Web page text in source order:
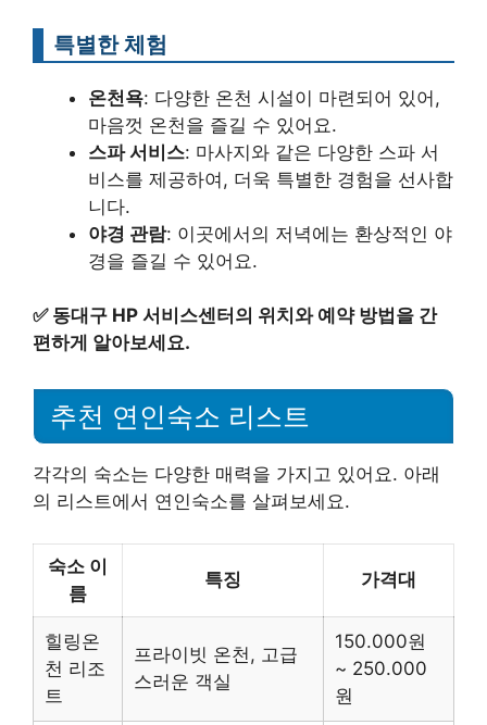
특별한 체험
온천욕: 다양한 온천 시설이 마련되어 있어,
마음껏 온천을 즐길 수 있어요.
스파 서비스: 마사지와 같은 다양한 스파 서
비스를 제공하여, 더욱 특별한 경험을 선사합
니다.
야경 관람: 이곳에서의 저녁에는 환상적인 야
경을 즐길 수 있어요.
✅ 동대구 HP 서비스센터의 위치와 예약 방법을 간
편하게 알아보세요.
추천 연인숙소 리스트
각각의 숙소는 다양한 매력을 가지고 있어요. 아래
의 리스트에서 연인숙소를 살펴보세요.
숙소 이
름
특징 가격대
힐링온
천 리조
트
프라이빗 온천, 고급
스러운 객실
150.000원
~ 250.000
원